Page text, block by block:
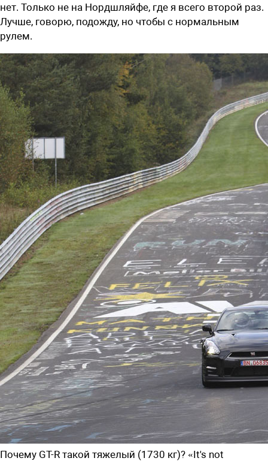
нет. Только не на Нордшляйфе, где я всего второй раз.
Лучше, говорю, подожду, но чтобы с нормальным
рулем.
Почему GT-R такой тяжелый (1730 кг)? «It's not